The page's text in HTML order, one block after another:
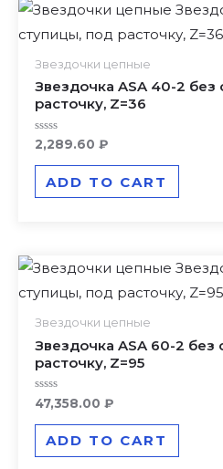
Звездочки цепные
Звездочка ASA 40-2 без
расточку, Z=36
Rated
out
2,289.60 ₽
ADD TO CART
Звездочки цепные
Звездочка ASA 60-2 без
расточку, Z=95
Rated
0
out
47,358.00 ₽
ADD TO CART